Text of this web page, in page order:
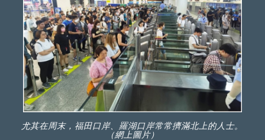
尤其在周末，福田口岸、羅湖口岸常常擠滿北上的人士。
（網上圖片）